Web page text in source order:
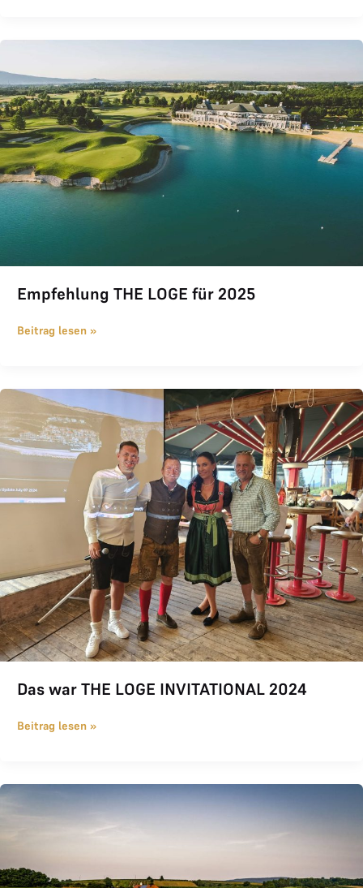
Empfehlung THE LOGE für 2025
Beitrag lesen »
Das war THE LOGE INVITATIONAL 2024
Das war THE LOGE INVITATIONAL 2024
Beitrag lesen »
GC Poysdorf joined THE LOGE